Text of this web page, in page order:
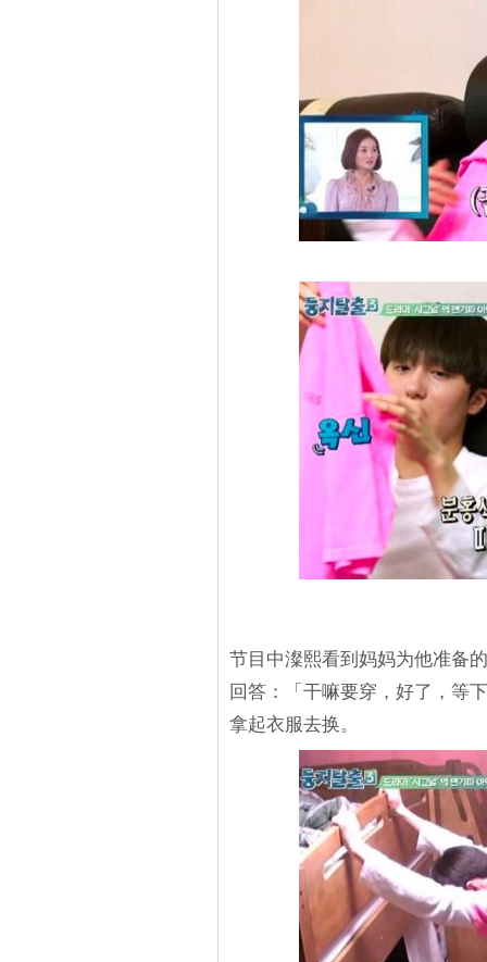
节目中澯熙看到妈妈为他准备
回答：「干嘛要穿，好了，等
拿起衣服去换。